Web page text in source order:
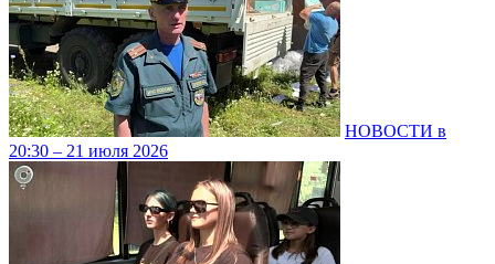
НОВОСТИ в
20:30 – 21 июля 2026